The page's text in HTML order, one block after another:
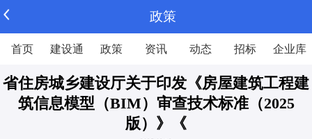
政策
首页 建设通 政策 资讯 动态 招标 企业库
省住房城乡建设厅关于印发《房屋建筑工程建
筑信息模型（BIM）审查技术标准（2025
版）》《